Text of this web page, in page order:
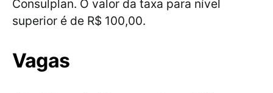
Consulplan. O valor da taxa para nível
superior é de R$ 100,00.
Vagas